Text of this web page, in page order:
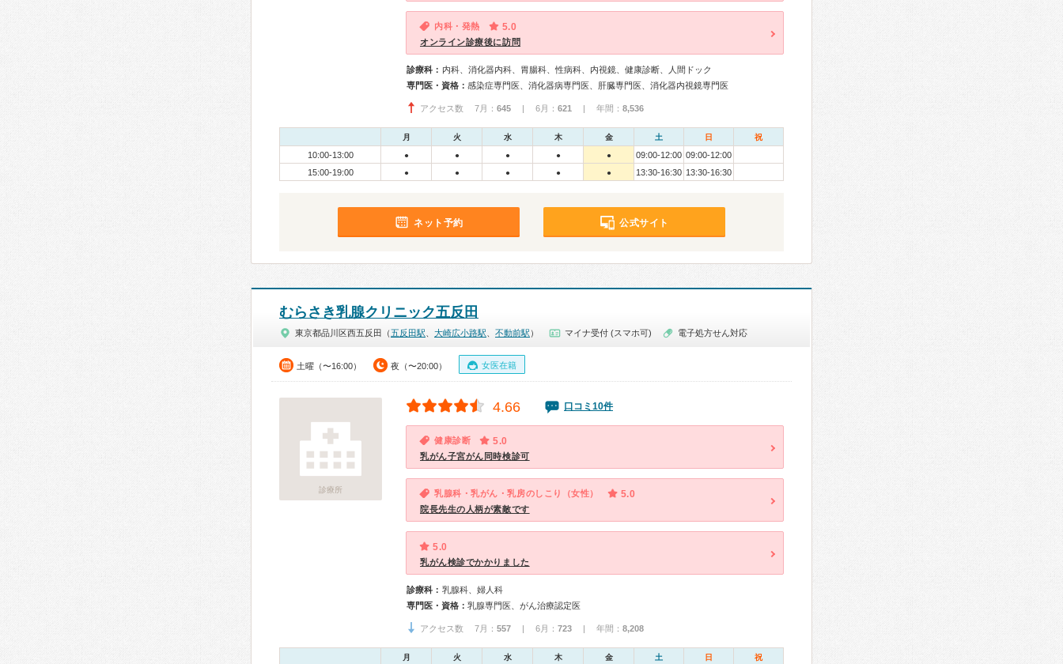
内科・発熱 5.0
オンライン診療後に訪問
診療科： 内科、消化器内科、胃腸科、性病科、内視鏡、健康診断、人間ドック
専門医・資格： 感染症専門医、消化器病専門医、肝臓専門医、消化器内視鏡専門医
アクセス数 7月： 645 | 6月： 621 | 年間： 8,536
月 火 水 木 金 土 日 祝
10:00-13:00 ● ● ● ● ● 09:00-12:00 09:00-12:00
15:00-19:00
● ● ● ● ● 13:30-16:30 13:30-16:30
ネット予約 公式サイト
むらさき乳腺クリニック五反田
東京都品川区西五反田（五反田駅 大崎広小路駅 不動前駅 ） マイナ受付 (スマホ可) 電子処方せん対応
土曜（〜16:00） 夜（〜20:00） 女医在籍
診療所
4.66 口コミ10件
健康診断 5.0
乳がん子宮がん同時検診可
乳腺科・乳がん・乳房のしこり（女性） 5.0
院長先生の人柄が素敵です
5.0
乳がん検診でかかりました
診療科： 乳腺科、婦人科
専門医・資格： 乳腺専門医、がん治療認定医
アクセス数 7月： 557 | 6月： 723 | 年間： 8,208
月 火 水 木 金 土 日 祝